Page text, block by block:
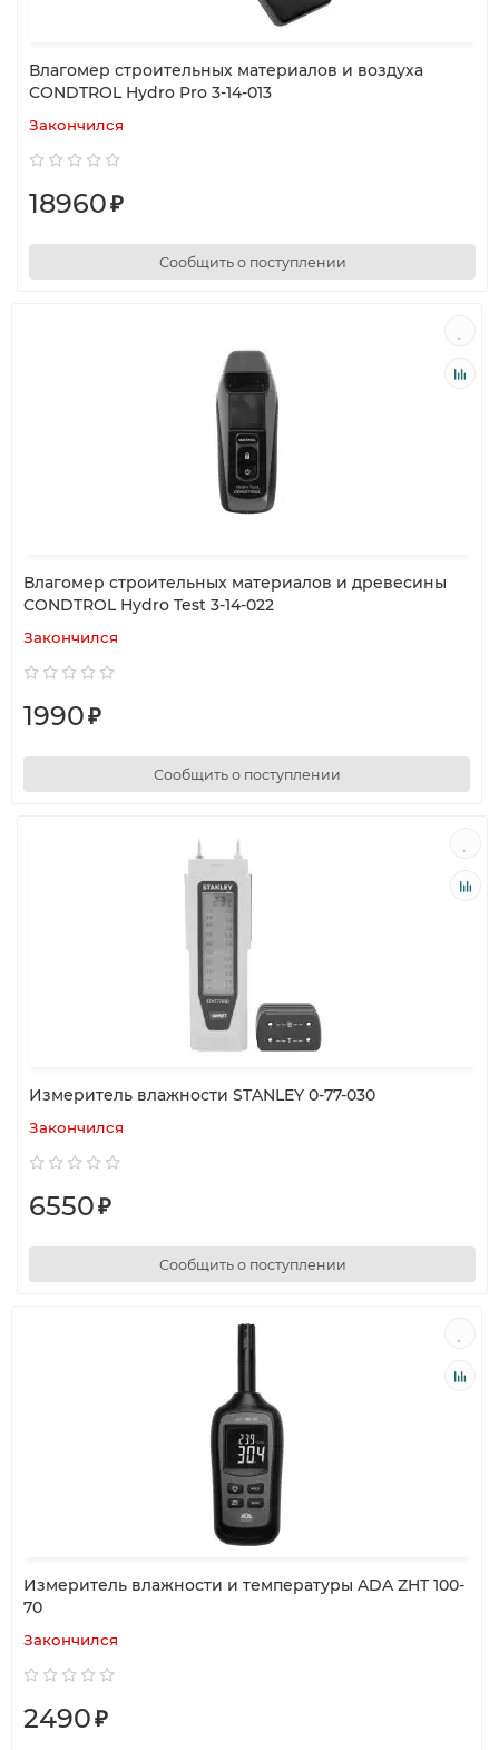
Влагомер строительных материалов и воздуха
CONDTROL Hydro Pro 3-14-013
Закончился
18960₽
Сообщить о поступлении
Влагомер строительных материалов и древесины
CONDTROL Hydro Test 3-14-022
Закончился
1990₽
Сообщить о поступлении
Измеритель влажности STANLEY 0-77-030
Закончился
6550₽
Сообщить о поступлении
Измеритель влажности и температуры ADA ZHT 100-
70
Закончился
2490₽